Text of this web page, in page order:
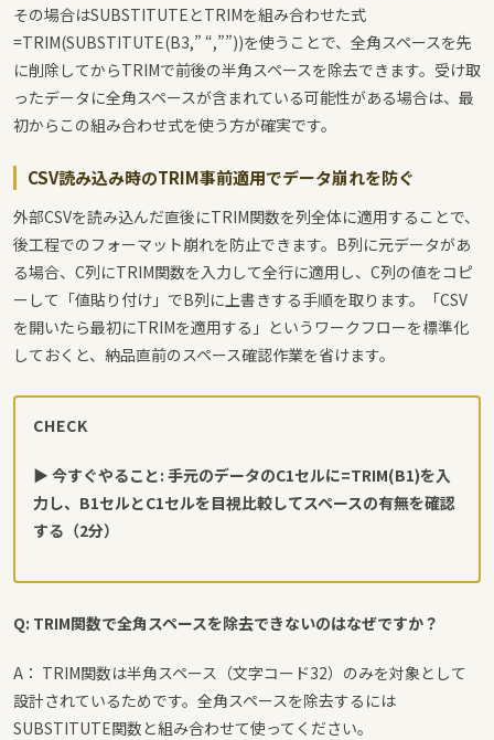
その場合はSUBSTITUTEとTRIMを組み合わせた式
=TRIM(SUBSTITUTE(B3,” “,””))を使うことで、全角スペースを先
に削除してからTRIMで前後の半角スペースを除去できます。受け取
ったデータに全角スペースが含まれている可能性がある場合は、最
初からこの組み合わせ式を使う方が確実です。
CSV読み込み時のTRIM事前適用でデータ崩れを防ぐ
外部CSVを読み込んだ直後にTRIM関数を列全体に適用することで、
後工程でのフォーマット崩れを防止できます。B列に元データがあ
る場合、C列にTRIM関数を入力して全行に適用し、C列の値をコピ
ーして「値貼り付け」でB列に上書きする手順を取ります。「CSV
を開いたら最初にTRIMを適用する」というワークフローを標準化
しておくと、納品直前のスペース確認作業を省けます。
CHECK
▶ 今すぐやること: 手元のデータのC1セルに=TRIM(B1)を入
力し、B1セルとC1セルを目視比較してスペースの有無を確認
する（2分）
Q: TRIM関数で全角スペースを除去できないのはなぜですか？
A： TRIM関数は半角スペース（文字コード32）のみを対象として
設計されているためです。全角スペースを除去するには
SUBSTITUTE関数と組み合わせて使ってください。